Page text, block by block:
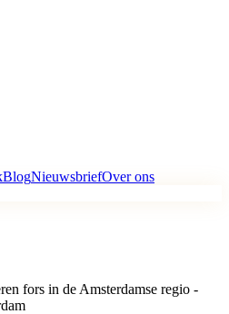
BlogNieuwsbriefOver ons
fors in de Amsterdamse regio -